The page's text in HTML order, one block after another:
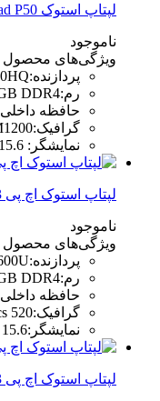
لپتاپ استوک Lenovo ThinkPad P50 نسل6
ناموجود
ویژگی‌های محصول
پردازنده:
رم:
DDR4
حافظه داخلی
گرافیک:
نمایشگر :
لپتاپ استوک اچ پی Hp EliteBook 850G3 نسل 6
ناموجود
ویژگی‌های محصول
پردازنده:
رم:
DDR4
حافظه داخلی
گرافیک:
520
نمایشگر :15.6 اینچ – FHD
لپتاپ استوک اچ پی Hp EliteBook 850G3 نسل 6